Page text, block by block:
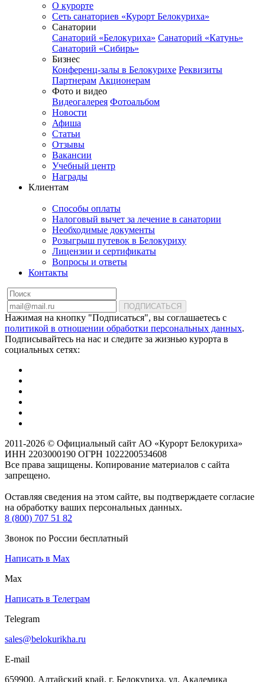
О курорте
Сеть санаториев «Курорт Белокуриха»
Санатории
Санаторий «Белокуриха» Санаторий «Катунь»
Санаторий «Сибирь»
Бизнес
Конференц-залы в Белокурихе Реквизиты
Партнерам Акционерам
Фото и видео
Видеогалерея Фотоальбом
Новости
Афиша
Статьи
Отзывы
Вакансии
Учебный центр
Награды
Клиентам
Способы оплаты
Налоговый вычет за лечение в санатории
Необходимые документы
Розыгрыш путевок в Белокуриху
Лицензии и сертификаты
Вопросы и ответы
Контакты
ПОДПИСАТЬСЯ
Нажимая на кнопку "Подписаться", вы соглашаетесь с
политикой в отношении обработки персональных данных.
Подписывайтесь на нас и следите за жизнью курорта в
социальных сетях:
2011-2026 © Официальный сайт АО «Курорт Белокуриха»
ИНН 2203000190 ОГРН 1022200534608
Все права защищены. Копирование материалов с сайта
запрещено.
Оставляя сведения на этом сайте, вы подтверждаете согласие
на обработку ваших персональных данных.
8 (800) 707 51 82
Звонок по России бесплатный
Написать в Max
Max
Написать в Телеграм
Telegram
sales@belokurikha.ru
E-mail
659900, Алтайский край, г. Белокуриха, ул. Академика